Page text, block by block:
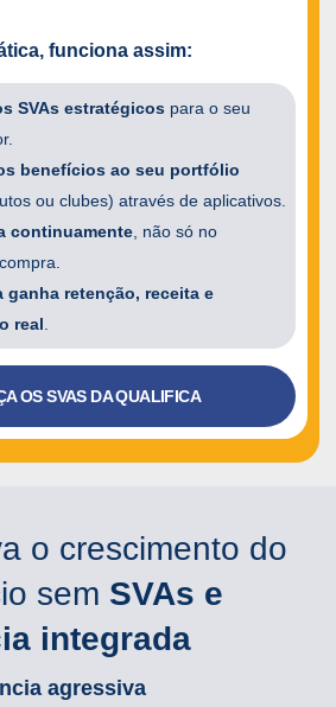
funciona assim:
SVAs estratégicospara o seu
benefícios ao seu portfólio
ou clubes) através de aplicativos.
continuamente, não só no
ganha retenção, receita e
real.
OS SVAS DA QUALIFICA
o crescimento do
sem SVAs e
integrada
agressiva